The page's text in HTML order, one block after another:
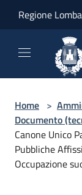
Regione
Home >
Documento
Canone Unico
Pubbliche
Occupazione